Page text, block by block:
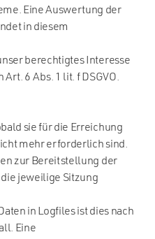
Eine Auswertung der
in diesem
berechtigtes Interesse
6 Abs. 1 lit. f DSGVO.
sie für die Erreichung
mehr erforderlich sind.
zur Bereitstellung der
jeweilige Sitzung
in Logfiles ist dies nach
Eine